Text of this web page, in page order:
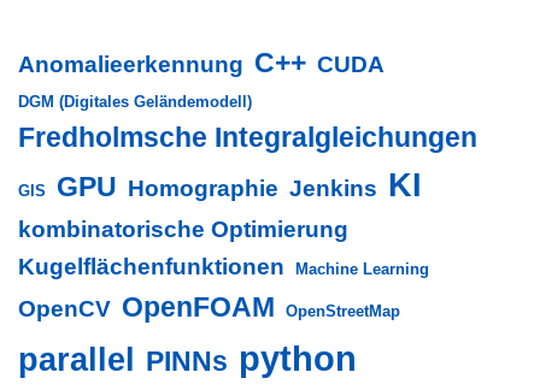
Anomalieerkennung C++ CUDA
DGM (Digitales Geländemodell)
Fredholmsche Integralgleichungen
GIS GPU Homographie Jenkins KI
kombinatorische Optimierung
Kugelflächenfunktionen
Machine Learning
OpenCV OpenFOAM OpenStreetMap
parallel PINNs python